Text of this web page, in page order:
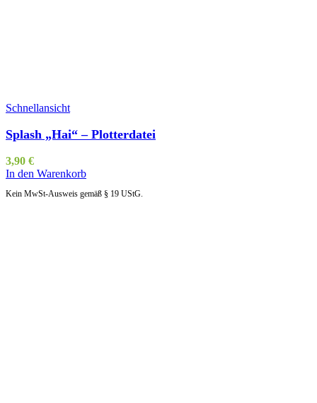
Schnellansicht
Splash „Hai“ – Plotterdatei
3,90 €
In den Warenkorb
Kein MwSt-Ausweis gemäß § 19 UStG.